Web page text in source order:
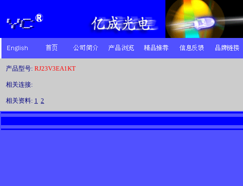
产品型号: RJ23V3EA1KT
相关连接:
相关资料: 1 2